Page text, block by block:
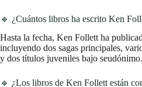
🔹 ¿Cuántos libros ha escrito Ken
Hasta la fecha, Ken Follett ha
incluyendo dos sagas principales,
y dos títulos juveniles bajo seudónimo.
🔹 ¿Los libros de Ken Follett están